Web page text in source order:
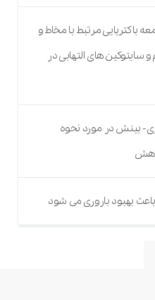
باکتریایی مرتبط با مخاط و
سایتوکین های التهابی در
بینش در مورد نحوه
بهبود باروری می شود